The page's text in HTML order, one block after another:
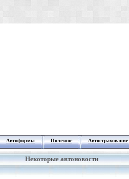
Автофирмы Полезное Автострахование
Некоторые автоновости